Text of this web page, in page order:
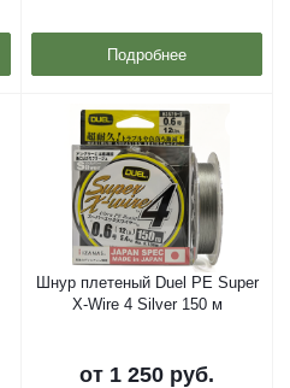
Подробнее
Шнур плетеный Duel PE Super
X-Wire 4 Silver 150 м
от 1 250 руб.